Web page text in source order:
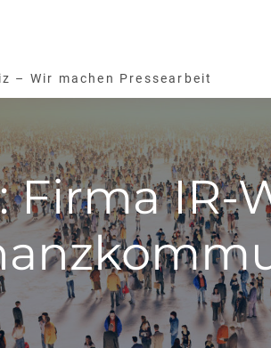
– Wir machen Pressearbeit
Firma IR-